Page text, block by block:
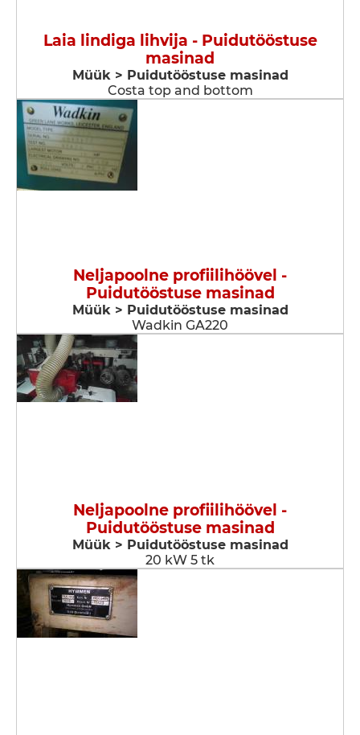
Laia lindiga lihvija - Puidutööstuse
masinad
Müük > Puidutööstuse masinad
Costa top and bottom
Neljapoolne profiilihöövel -
Puidutööstuse masinad
Müük > Puidutööstuse masinad
Wadkin GA220
Neljapoolne profiilihöövel -
Puidutööstuse masinad
Müük > Puidutööstuse masinad
20 kW 5 tk